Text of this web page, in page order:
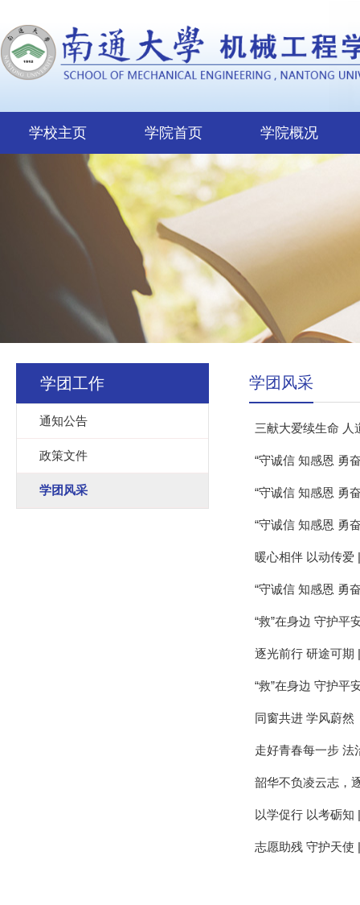
学校主页 学院首页 学院概况
学团工作
通知公告
政策文件
学团风采
学团风采
三献大爱续生命 人
“守诚信 知感恩 勇
“守诚信 知感恩 勇
“守诚信 知感恩 勇
暖心相伴 以动传爱
“守诚信 知感恩 勇
“救”在身边 守护平
逐光前行 研途可期
“救”在身边 守护平
同窗共进 学风蔚然
走好青春每一步 法
韶华不负凌云志，
以学促行 以考砺知
志愿助残 守护天使